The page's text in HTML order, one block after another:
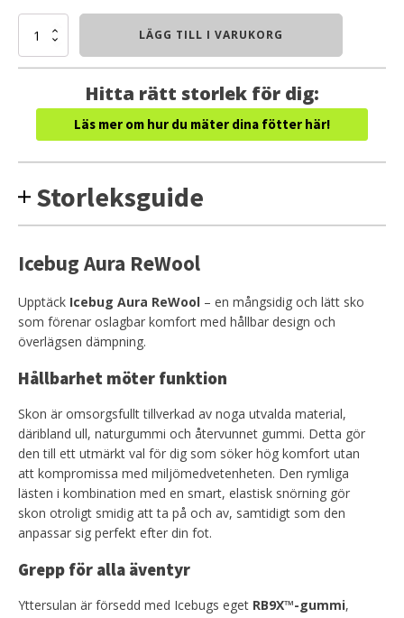
Icebug
Rewool
LÄGG TILL I VARUKORG
Hitta rätt storlek för dig:
Läs mer om hur du mäter dina fötter här!
Storleksguide
Icebug Aura ReWool
Upptäck Icebug Aura ReWool – en mångsidig och lätt sko
som förenar oslagbar komfort med hållbar design och
överlägsen dämpning.
Hållbarhet möter funktion
Skon är omsorgsfullt tillverkad av noga utvalda material,
däribland ull, naturgummi och återvunnet gummi. Detta gör
den till ett utmärkt val för dig som söker hög komfort utan
att kompromissa med miljömedvetenheten. Den rymliga
lästen i kombination med en smart, elastisk snörning gör
skon otroligt smidig att ta på och av, samtidigt som den
anpassar sig perfekt efter din fot.
Grepp för alla äventyr
Yttersulan är försedd med Icebugs eget RB9X™-gummi,